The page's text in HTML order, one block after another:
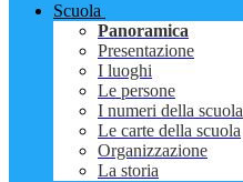
Scuola
Panoramica
Presentazione
I luoghi
Le persone
I numeri della scuola
Le carte della scuola
Organizzazione
La storia